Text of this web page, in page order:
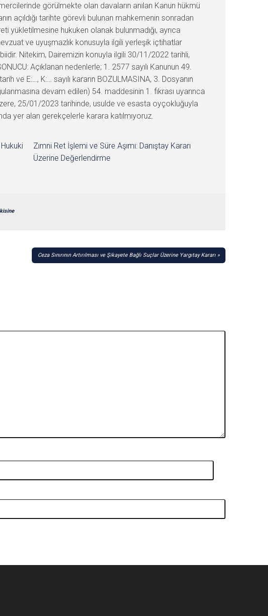
görülmekte olan davaların anılan Kanun hükmü
açıldığı tarihte görevli bulunan mahkemenin sonradan
hukuken olanak bulunmadığı, ayrıca
ve uyuşmazlık konusuyla ilgili yerleşik içtihatlar
Nitekim, Dairemizin konuyla ilgili 30/11/2022 tarihli,
Açıklanan nedenlerle; 1. 2577 sayılı Kanunun 49.
ve E:…, K:… sayılı kararın BOZULMASINA, 3. Dosyanın
devam edilen) 54. maddesinin 1. fıkrası uyarınca
25/01/2023 tarihinde, usulde ve esasta oyçokluğuyla
yer alan gerekçelerle karara katılmıyoruz.
Zımni Ret İşlemi ve Süre Aşımı: Danıştay Kararı
Üzerine Değerlendirme
Ceza Sınırının Artırılması ve Şikayete Bağlı Suçlar Üzerine Yargıtay Kararı